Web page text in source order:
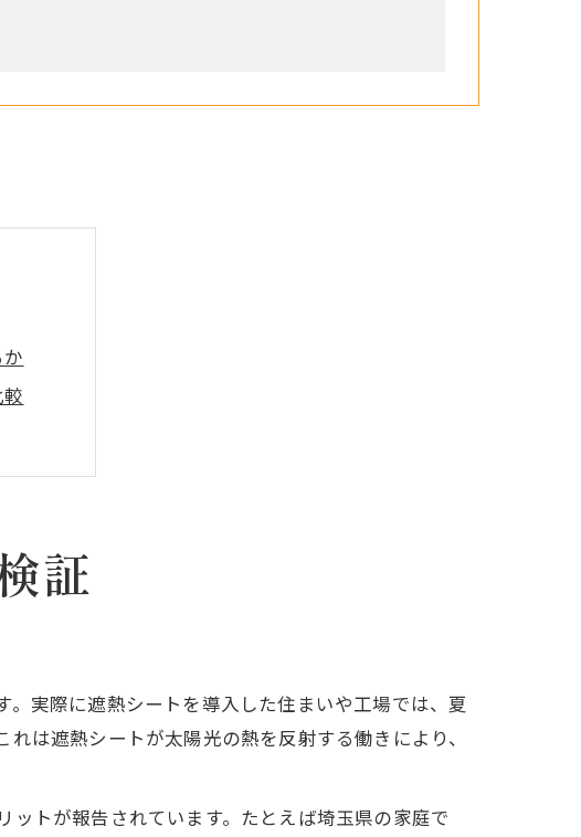
説
るか
証
実際に遮熱シートを導入した住まいや工場では、夏
は遮熱シートが太陽光の熱を反射する働きにより、
トが報告されています。たとえば埼玉県の家庭で